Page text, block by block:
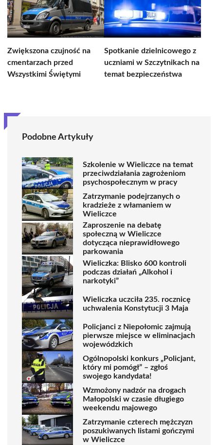
Zwiększona czujność na
cmentarzach przed
Wszystkimi Świętymi
Spotkanie dzielnicowego z
uczniami w Szczytnikach na
temat bezpieczeństwa
Podobne Artykuły
Szkolenie w Wieliczce na temat
przeciwdziałania zagrożeniom
psychospołecznym w pracy
Zatrzymanie podejrzanych o
kradzieże z włamaniem w
Wieliczce
Zaproszenie na debatę
społeczną w Wieliczce
dotycząca nieprawidłowego
parkowania
Wieliczka: Blisko 600 kontroli
podczas działań „Alkohol i
narkotyki”
Wieliczka uczciła 235. rocznicę
uchwalenia Konstytucji 3 Maja
Policjanci z Niepołomic zajmują
pierwsze miejsce w eliminacjach
wojewódzkich
Ogólnopolski konkurs „Policjant,
który mi pomógł” – zgłoś
swojego kandydata!
Wzmożony nadzór na drogach
Małopolski w czasie długiego
weekendu majowego
Zatrzymanie czterech mężczyzn
poszukiwanych listami gończymi
w Wieliczce